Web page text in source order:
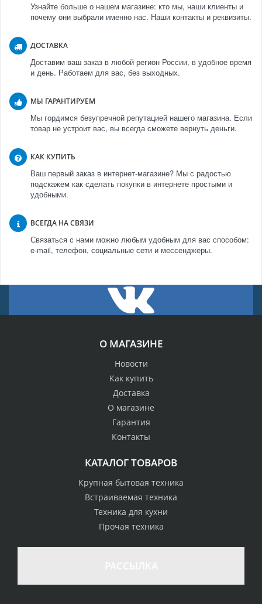
Узнайте больше о нашем магазине: кто мы, наши клиенты и
почему они выбрали именно нас. Наши контакты и реквизиты.
ДОСТАВКА
Доставим ваш заказ в любой регион России, в удобное время
и день. Работаем для вас, без выходных.
МЫ ГАРАНТИРУЕМ
Мы гордимся безупречной репутацией нашего магазина. Если
товар не устроит вас, вы всегда сможете вернуть деньги.
КАК КУПИТЬ
Ваш первый заказ в интернет-магазине? Мы с радостью
подскажем как сделать покупки в интернете простыми и
удобными.
ВСЕГДА НА СВЯЗИ
Связаться с нами можно любым удобным для вас способом:
e-mail, телефон, социальные сети и мессенджеры.
О МАГАЗИНЕ
Новости
Как купить
Доставка
О магазине
Гарантия
Контакты
КАТАЛОГ ТОВАРОВ
Крупная бытовая техника
Встраиваемая техника
Техника для кухни
Прочая техника